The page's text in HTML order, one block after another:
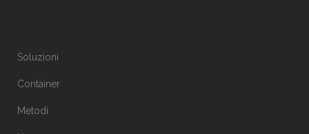
Soluzioni
Container
Metodi